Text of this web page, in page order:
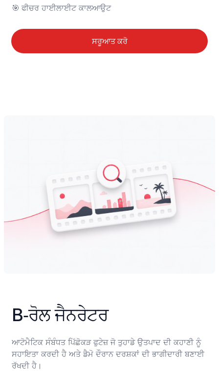
🎯	ਫੀਚਰ ਹਾਈਲਾਈਟ ਕਾਲਆਉਟ
ਸਰੂਆਤ ਕਰੋ
B‑ਰੋਲ ਜੈਨਰੇਟਰ
ਆਟੋਮੈਟਿਕ ਸੰਬੰਧਤ ਪਿੱਛੋਕੜ ਫੁਟੇਜ਼ ਜੋ ਤੁਹਾਡੇ ਉਤਪਾਦ ਦੀ ਕਹਾਣੀ ਨੂੰ
ਸਹਾਇਤਾ ਕਰਦੀ ਹੈ ਅਤੇ ਡੈਮੋ ਦੌਰਾਨ ਦਰਸ਼ਕਾਂ ਦੀ ਭਾਗੀਦਾਰੀ ਬਣਾਈ
ਰੱਖਦੀ ਹੈ।